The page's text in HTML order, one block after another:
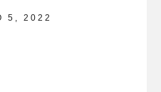
5, 2022